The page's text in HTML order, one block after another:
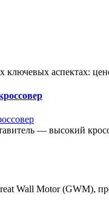
ключевых аспектах:
— высокий
Wall Motor (GWM),